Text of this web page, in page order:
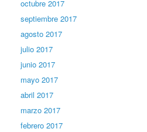
octubre 2017
septiembre 2017
agosto 2017
julio 2017
junio 2017
mayo 2017
abril 2017
marzo 2017
febrero 2017